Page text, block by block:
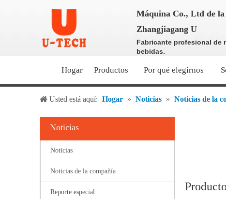
Máquina Co., Ltd de la
Zhangjiagang U
Fabricante profesional de
bebidas.
Hogar Productos Por qué elegirnos
Usted está aquí: Hogar » Noticias » Noticias de la
Noticias
Noticias
Noticias de la compañía
Reporte especial